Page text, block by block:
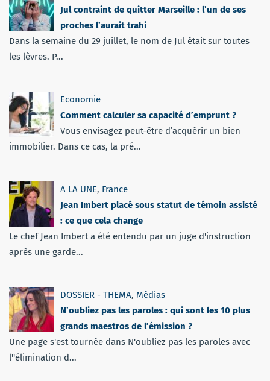
Jul contraint de quitter Marseille : l’un de ses
proches l’aurait trahi
Dans la semaine du 29 juillet, le nom de Jul était sur toutes
les lèvres. P...
Economie
Comment calculer sa capacité d’emprunt ?
Vous envisagez peut-être d’acquérir un bien
immobilier. Dans ce cas, la pré...
A LA UNE, France
Jean Imbert placé sous statut de témoin assisté
: ce que cela change
Le chef Jean Imbert a été entendu par un juge d'instruction
après une garde...
DOSSIER - THEMA, Médias
N’oubliez pas les paroles : qui sont les 10 plus
grands maestros de l’émission ?
Une page s'est tournée dans N'oubliez pas les paroles avec
l''élimination d...